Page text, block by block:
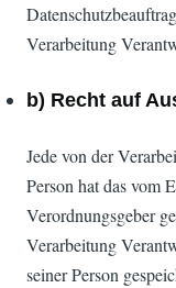
Verarbeitung
b) Recht auf
Jede von der
Person hat das vom
Verordnungsgeber
Verarbeitung
seiner Person